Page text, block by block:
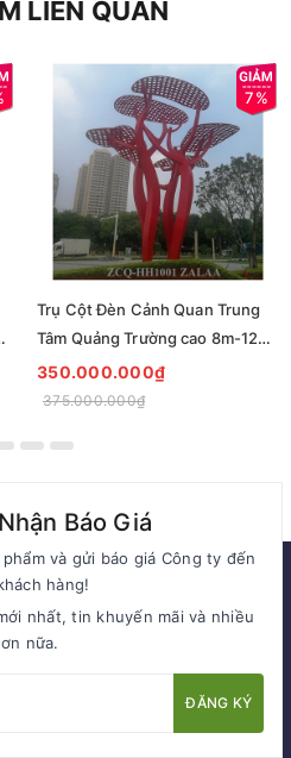
LIÊN QUAN
7%
Trụ Cột Đèn Cảnh Quan Trung
Tâm Quảng Trường cao 8m-12m
ZCQ-HH1001 ZALAA Fortune
Tree Series
350.000.000₫
375.000.000₫
Báo Giá
và gửi báo giá Công ty đến
hàng!
nhất, tin khuyến mãi và nhiều
nữa.
ĐĂNG KÝ